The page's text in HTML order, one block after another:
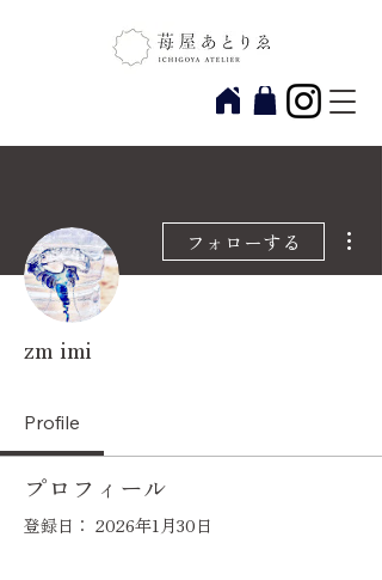
フォローする
zm imi
Profile
プロフィール
登録日： 2026年1月30日